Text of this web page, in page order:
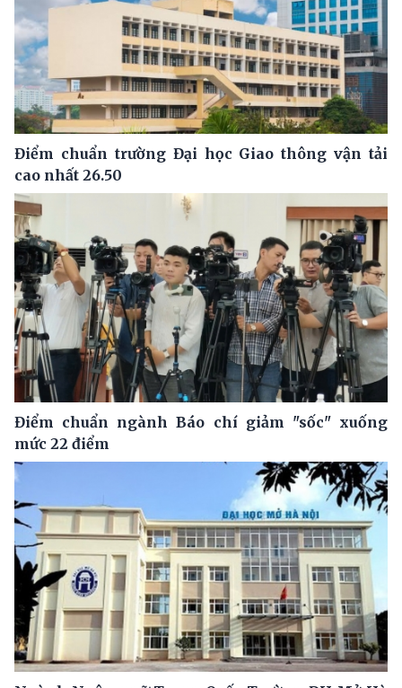
Điểm chuẩn trường Đại học Giao thông vận tải
cao nhất 26.50
Điểm chuẩn ngành Báo chí giảm "sốc" xuống
mức 22 điểm